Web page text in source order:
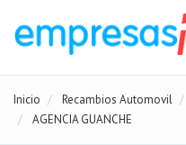
Inicio Recambios Automovil
AGENCIA GUANCHE